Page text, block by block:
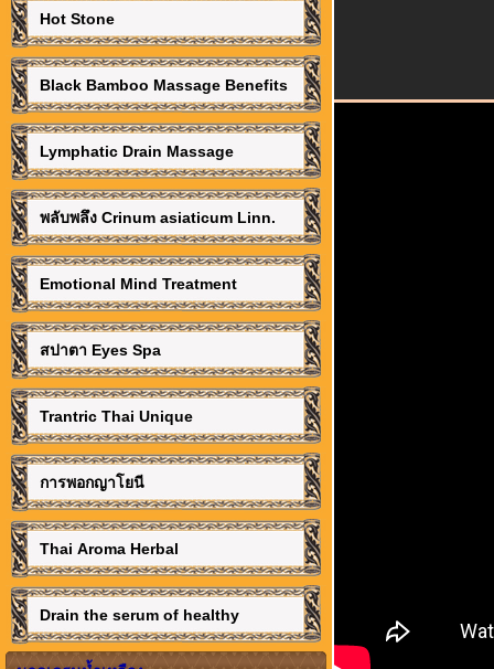
Hot Stone
Black Bamboo Massage Benefits
Lymphatic Drain Massage
พลับพลึง Crinum asiaticum Linn.
Emotional Mind Treatment
สปาตา Eyes Spa
Trantric Thai Unique
การพอกญาโยนี
Thai Aroma Herbal
Drain the serum of healthy